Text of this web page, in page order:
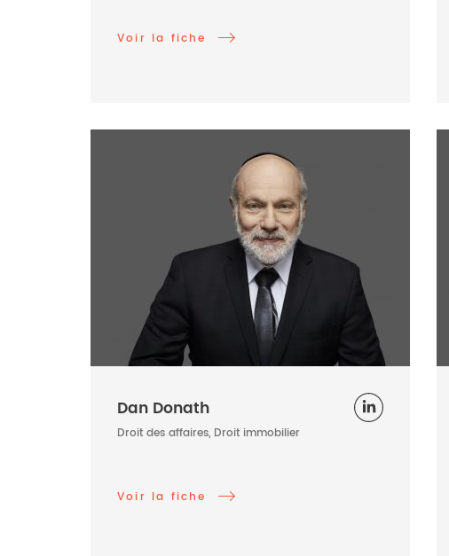
Voir la fiche
Dan Donath
Droit des affaires, Droit immobilier
Voir la fiche